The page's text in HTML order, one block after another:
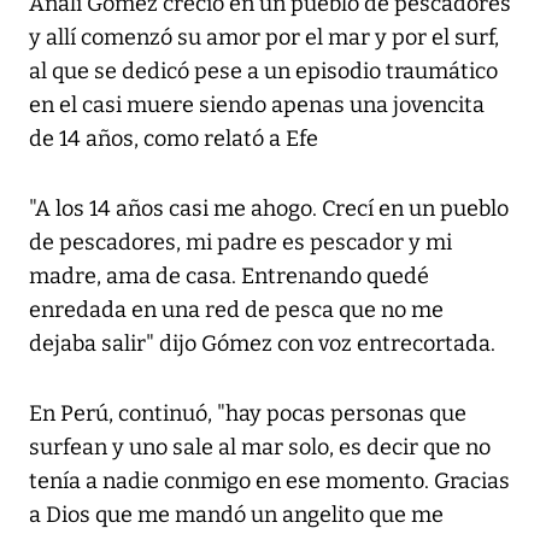
y allí comenzó su amor por el mar y por el surf,
al que se dedicó pese a un episodio traumático
en el casi muere siendo apenas una jovencita
de 14 años, como relató a Efe
"A los 14 años casi me ahogo. Crecí en un pueblo
de pescadores, mi padre es pescador y mi
madre, ama de casa. Entrenando quedé
enredada en una red de pesca que no me
dejaba salir" dijo Gómez con voz entrecortada.
En Perú, continuó, "hay pocas personas que
surfean y uno sale al mar solo, es decir que no
tenía a nadie conmigo en ese momento. Gracias
a Dios que me mandó un angelito que me